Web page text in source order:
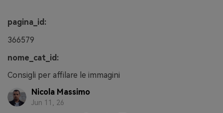
pagina_id:
366579
nome_cat_id:
Consigli per affilare le immagini
Nicola Massimo
Jun 11, 26